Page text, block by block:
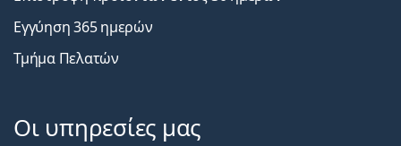
Εγγύηση 365 ημερών
Τμήμα Πελατών
Οι υπηρεσίες μας